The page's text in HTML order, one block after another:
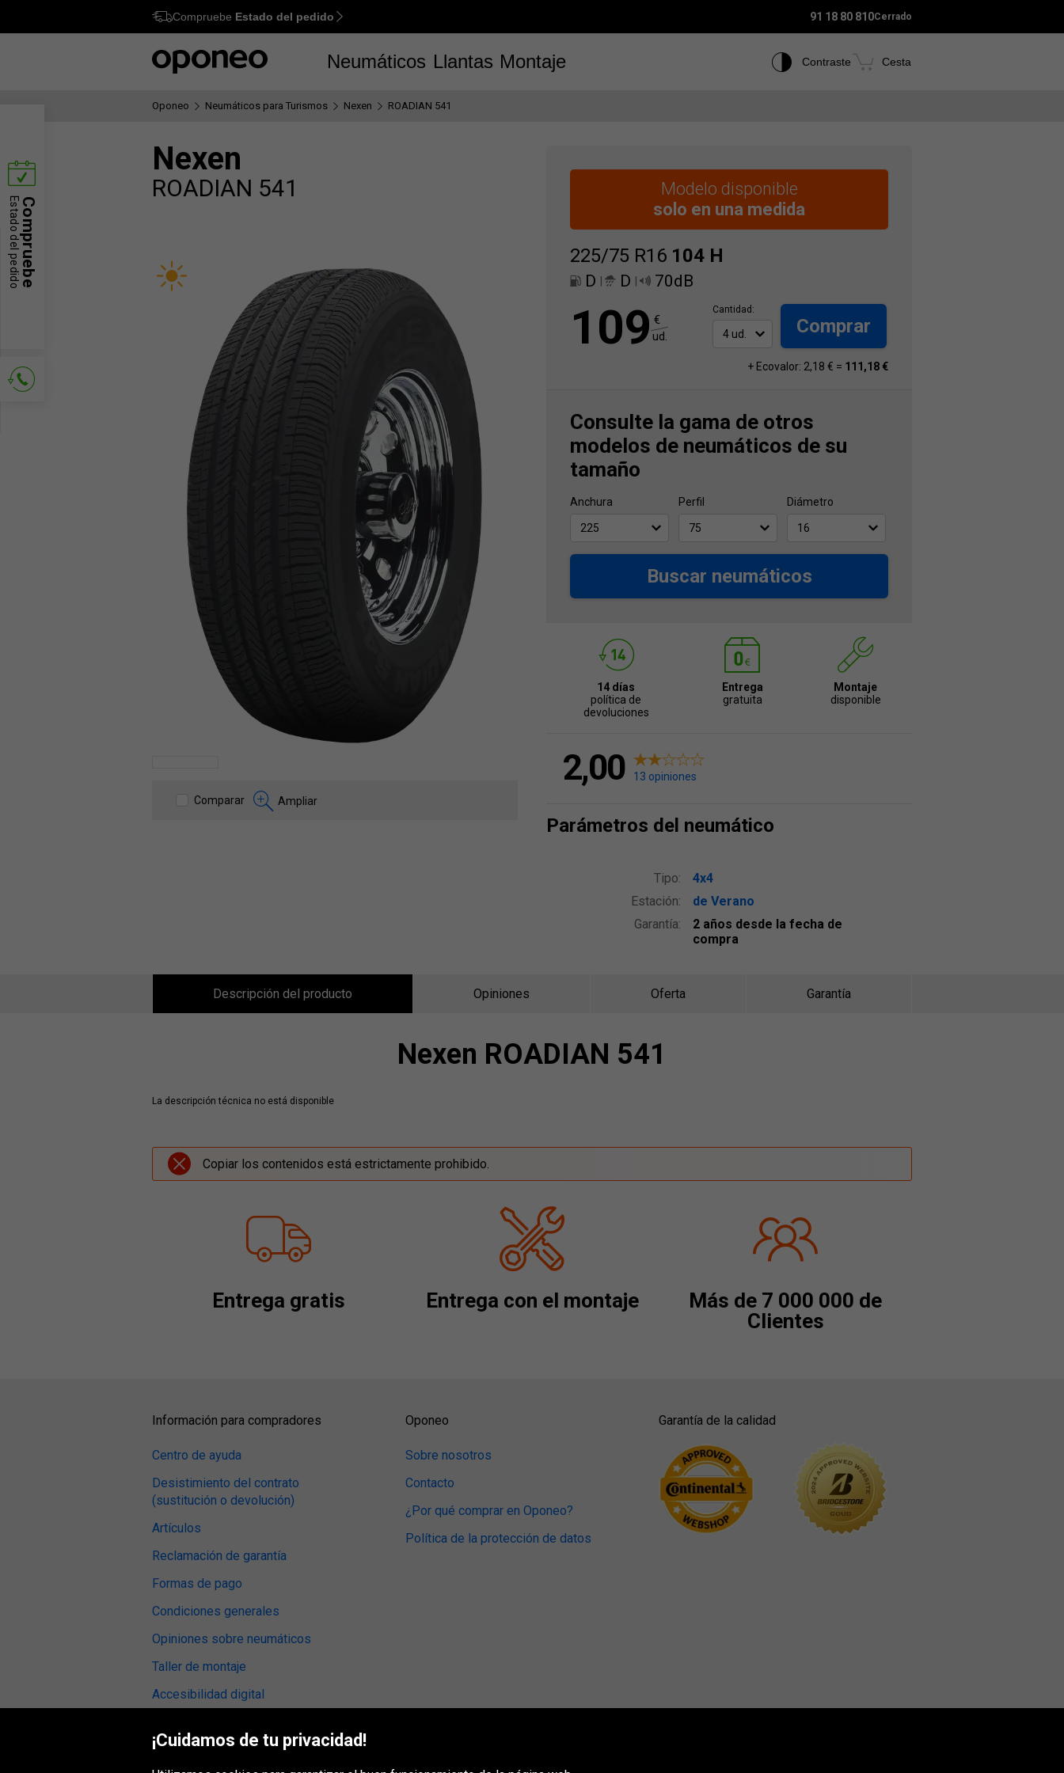
Ctrl M
Compruebe Estado del pedido 91 18 80 810Cerrado
Neumáticos Llantas Montaje Contraste Cesta
Oponeo Neumáticos para Turismos Nexen ROADIAN 541
Nexen
ROADIAN 541
Comparar Ampliar
Modelo disponible
solo en una medida
225/75 R16 104 H
D D 70dB
109 €
ud.
Cantidad:
Comprar
+ Ecovalor: 2,18 € = 111,18 €
Consulte la gama de otros
modelos de neumáticos de su
tamaño
Anchura Perfil Diámetro
Buscar neumáticos
14 días
política de
devoluciones
Entrega
gratuita
Montaje
disponible
2,00 13 opiniones
Parámetros del neumático
Tipo:
4x4
Estación:
de Verano
Garantía:
2 años desde la fecha de
compra
Descripción del producto Opiniones Oferta Garantía
Nexen ROADIAN 541
La descripción técnica no está disponible
Copiar los contenidos está estrictamente prohibido.
Entrega gratis Entrega con el montaje
Más de 7 000 000 de
Clientes
Compruebe
Estado del pedido
Información para compradores
Centro de ayuda
Desistimiento del contrato
(sustitución o devolución)
Artículos
Reclamación de garantía
Formas de pago
Condiciones generales
Opiniones sobre neumáticos
Taller de montaje
Accesibilidad digital
Oponeo
Sobre nosotros
Contacto
¿Por qué comprar en Oponeo?
Política de la protección de datos
Garantía de la calidad
¡Cuidamos de tu privacidad!